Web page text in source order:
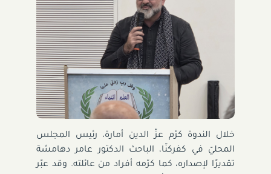
خلال الندوة كرّم عزّ الدين أمارة، رئيس المجلس
المحليّ في كفركنّا، الباحث الدكتور عامر دهامشة
تقديرًا لإصداره، كما كرّمه أفراد من عائلته. وقد عبّر